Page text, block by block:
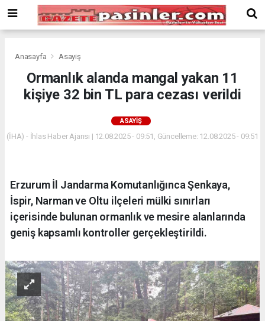
Bonusu
Veren
deneme
siteler
Veren
Anasayfa Asayiş
Ormanlık alanda mangal yakan 11
kişiye 32 bin TL para cezası verildi
ASAYIŞ
(İHA) - İhlas Haber Ajansı | 12.08.2025 - 09:51, Güncelleme: 12.08.2025 - 09:51
Erzurum İl Jandarma Komutanlığınca Şenkaya,
İspir, Narman ve Oltu ilçeleri mülki sınırları
içerisinde bulunan ormanlık ve mesire alanlarında
geniş kapsamlı kontroller gerçekleştirildi.